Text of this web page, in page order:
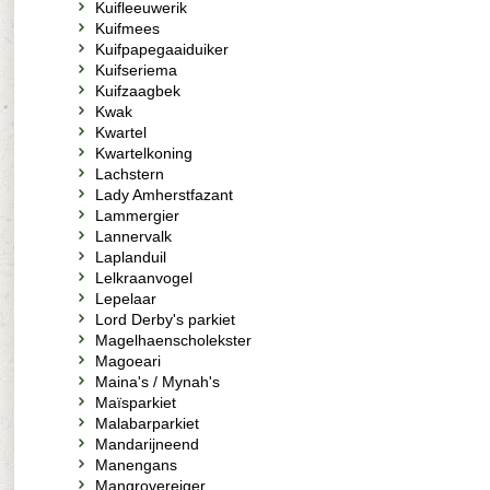
Kuifleeuwerik
Kuifmees
Kuifpapegaaiduiker
Kuifseriema
Kuifzaagbek
Kwak
Kwartel
Kwartelkoning
Lachstern
Lady Amherstfazant
Lammergier
Lannervalk
Laplanduil
Lelkraanvogel
Lepelaar
Lord Derby's parkiet
Magelhaenscholekster
Magoeari
Maina's / Mynah's
Maïsparkiet
Malabarparkiet
Mandarijneend
Manengans
Mangrovereiger